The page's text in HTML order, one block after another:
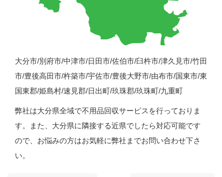
大分市/別府市/中津市/日田市/佐伯市/臼杵市/津久見市/竹田
市/豊後高田市/杵築市/宇佐市/豊後大野市/由布市/国東市/東
国東郡/姫島村/速見郡/日出町/玖珠郡/玖珠町/九重町
弊社は大分県全域で不用品回収サービスを行っておりま
す。また、大分県に隣接する近県でしたら対応可能です
ので、お悩みの方はお気軽に弊社までお問い合わせ下さ
い。